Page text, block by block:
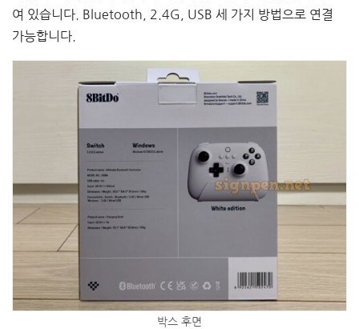
여 있습니다. Bluetooth, 2.4G, USB 세 가지 방법으로 연결
가능합니다.
박스 후면